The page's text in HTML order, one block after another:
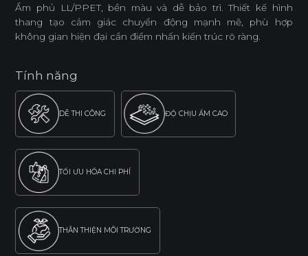
Ẩm phủ LL/PPET, bền màu và dễ bảo trì. Thiết kế hình
thang tạo cảm giác chuyển động mạnh mẽ, phù hợp
không gian hiện đại cần điểm nhấn kiến trúc rõ ràng.
Tính năng
DỄ THI CÔNG ĐỘ CHỊU ẨM CAO
TỐI ƯU HÓA CHI PHÍ
THÂN THIỆN MÔI TRƯỜNG